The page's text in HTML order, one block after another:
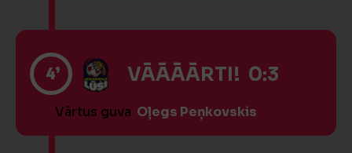
4’ VĀĀĀĀRTI! 0:3
Vārtus guva Oļegs Peņkovskis